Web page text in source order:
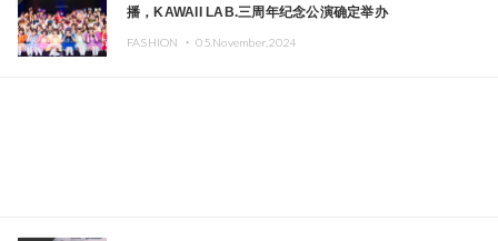
播，KAWAII LAB.三周年纪念公演确定举办
FASHION ・05.November.2024